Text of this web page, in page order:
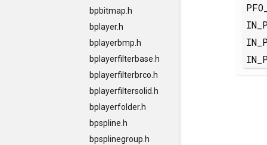
bpbitmap.h
bplayer.h
bplayerbmp.h
bplayerfilterbase.h
bplayerfilterbrco.h
bplayerfiltersolid.h
bplayerfolder.h
bpspline.h
bpsplinegroup.h